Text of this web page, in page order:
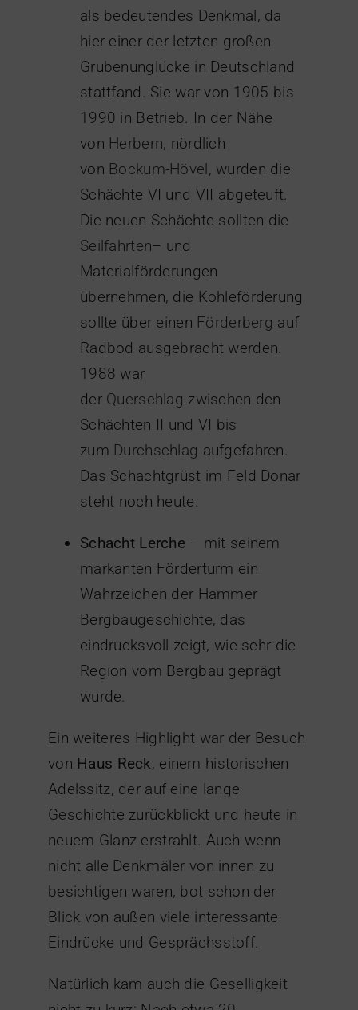
als bedeutendes Denkmal, da
hier einer der letzten großen
Grubenunglücke in Deutschland
stattfand. Sie war von 1905 bis
1990 in Betrieb. In der Nähe
von Herbern, nördlich
von Bockum-Hövel, wurden die
Schächte VI und VII abgeteuft.
Die neuen Schächte sollten die
Seilfahrten– und
Materialförderungen
übernehmen, die Kohleförderung
sollte über einen Förderberg auf
Radbod ausgebracht werden.
1988 war
der Querschlag zwischen den
Schächten II und VI bis
zum Durchschlag aufgefahren.
Das Schachtgrüst im Feld Donar
steht noch heute.
Schacht Lerche– mit seinem
markanten Förderturm ein
Wahrzeichen der Hammer
Bergbaugeschichte, das
eindrucksvoll zeigt, wie sehr die
Region vom Bergbau geprägt
wurde.
Ein weiteres Highlight war der Besuch
von Haus Reck, einem historischen
Adelssitz, der auf eine lange
Geschichte zurückblickt und heute in
neuem Glanz erstrahlt. Auch wenn
nicht alle Denkmäler von innen zu
besichtigen waren, bot schon der
Blick von außen viele interessante
Eindrücke und Gesprächsstoff.
Natürlich kam auch die Geselligkeit